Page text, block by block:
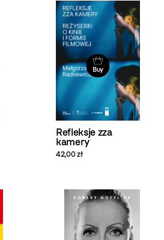
Buy
Refleksje zza
kamery
42,00 zł